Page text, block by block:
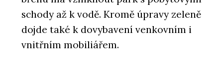
schody až k vodě. Kromě úpravy zeleně
dojde také k dovybavení venkovním i
vnitřním mobiliářem.